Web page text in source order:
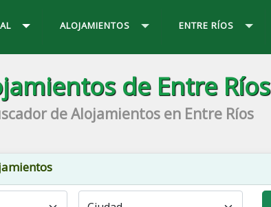
ALOJAMIENTOS ENTRE RÍOS
de Entre Ríos
de Alojamientos en Entre Ríos